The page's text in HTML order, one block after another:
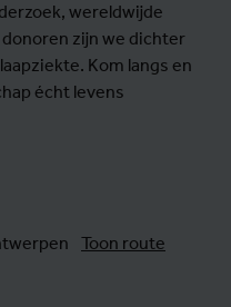
wereldwijde
zijn we dichter
Kom langs en
écht levens
Toon route